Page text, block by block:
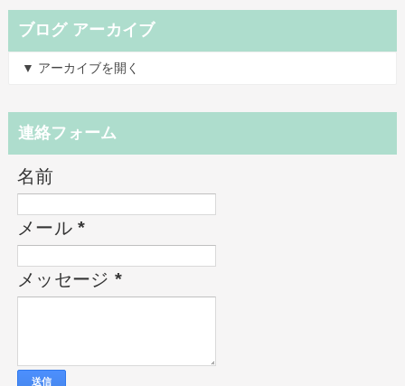
ブログ アーカイブ
▼ アーカイブを開く
連絡フォーム
名前
メール*
メッセージ *